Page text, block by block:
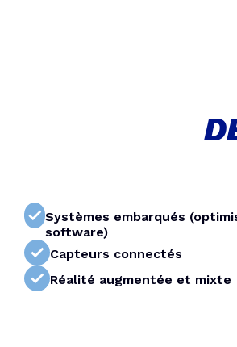
Systèmes embarqués
software)
Capteurs connectés
Réalité augmentée et mixte